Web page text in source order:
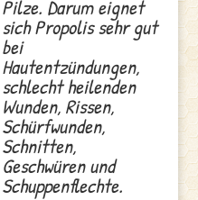
Pilze. Darum eignet
sich Propolis sehr gut
bei
Hautentzündungen,
schlecht heilenden
Wunden, Rissen,
Schürfwunden,
Schnitten,
Geschwüren und
Schuppenflechte.